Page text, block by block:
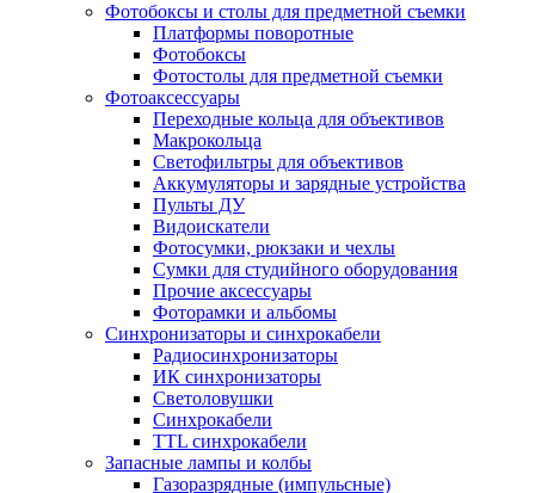
Фотобоксы и столы для предметной съемки
Платформы поворотные
Фотобоксы
Фотостолы для предметной съемки
Фотоаксессуары
Переходные кольца для объективов
Макрокольца
Светофильтры для объективов
Аккумуляторы и зарядные устройства
Пульты ДУ
Видоискатели
Фотосумки, рюкзаки и чехлы
Сумки для студийного оборудования
Прочие аксессуары
Фоторамки и альбомы
Синхронизаторы и синхрокабели
Радиосинхронизаторы
ИК синхронизаторы
Светоловушки
Синхрокабели
TTL синхрокабели
Запасные лампы и колбы
Газоразрядные (импульсные)